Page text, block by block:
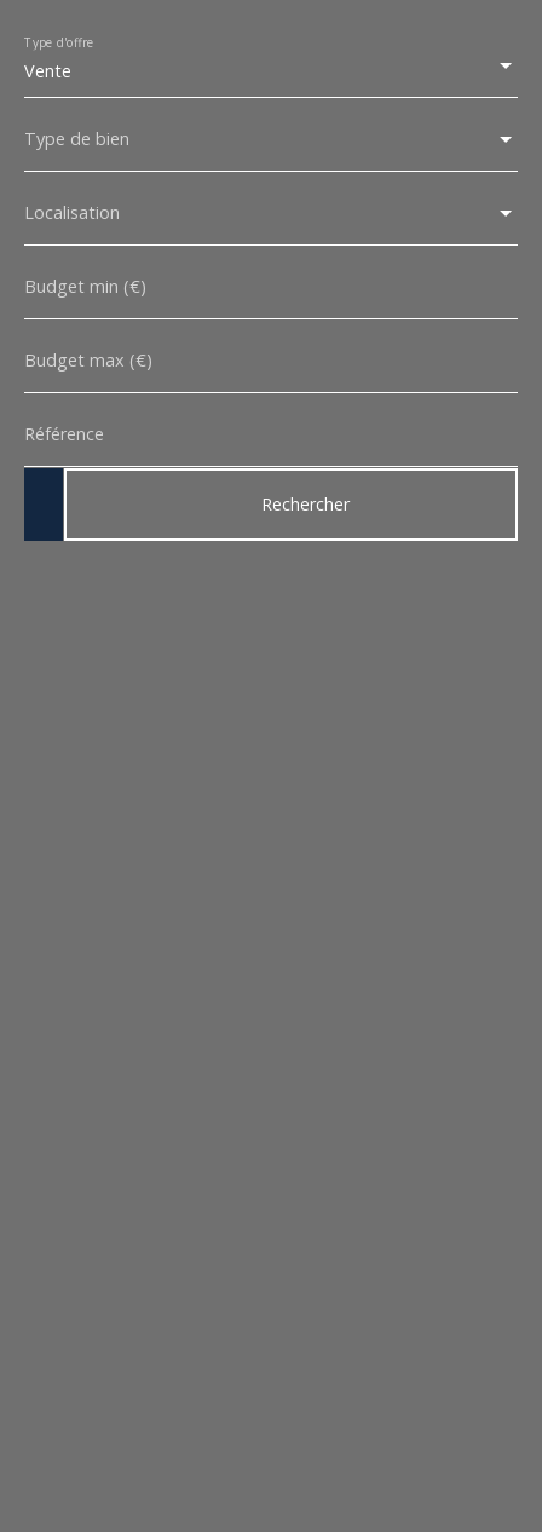
Vente
Type d'offre
Type de bien
Localisation
Budget min (€)
Budget max (€)
Référence
Rechercher